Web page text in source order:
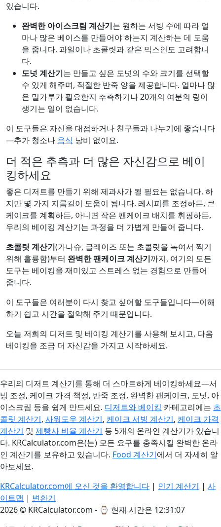
있습니다.
완벽한 아이스크림 계산기는 원하는 서빙 수에 따라 얼
마나 많은 베이스를 만들어야 하는지 계산하는 데 도움
을 줍니다. 과일이나 초콜릿과 같은 믹스인도 고려합니
다.
도넛 계산기는 만들고 싶은 도넛의 수와 크기를 선택할
수 있게 해주며, 적절한 반죽 양을 제공합니다. 얼마나 많
은 밀가루가 필요한지 추측하거나 20개의 여분의 링이
생기는 일이 없습니다.
이 도구들은 자신을 대접하거나 친구들과 나누기에 좋습니다
—추가 청소나 음식 낭비 없이요.
더 적은 추측과 더 많은 자신감으로 베이
킹하세요
좋은 디저트를 만들기 위해 제과사가 될 필요는 없습니다. 하
지만 몇 가지 지름길이 도움이 됩니다. 레시피를 조정하든, 큰
케이크를 계획하든, 아니면 작은 팬케이크 배치를 휘핑하든,
우리의 베이킹 계산기는 과정을 더 가볍게 만들어 줍니다.
초콜릿 계산기(가나슈, 글레이즈 또는 초콜릿을 녹여서 찍기
위해 훌륭함)부터 완벽한 팬케이크 계산기까지, 여기의 모든
도구는 베이킹을 재미있고 스트레스 없는 경험으로 만들어
줍니다.
이 도구들은 여러분이 다시 찾고 싶어할 도구들입니다—이해
하기 쉽고 시간을 절약해 주기 때문입니다.
오늘 저희의 디저트 및 베이킹 계산기를 사용해 보시고, 다음
베이킹을 조금 더 자신감을 가지고 시작하세요.
우리의 디저트 계산기를 통해 더 스마트하게 베이킹하세요—서
빙 조정, 케이크 가격 책정, 반죽 조정, 완벽한 팬케이크, 도넛, 아
이스크림 등을 쉽게 만드세요. 디저트와 베이킹 카테고리에는 초
콜릿 계산기, 사워도우 계산기, 케이크 서빙 계산기, 케이크 가격
계산기 및 제빵사 비율 계산기 등 5개의 온라인 계산기가 있습니
다. KRCalculator.com은(는) 모든 요구를 충족시킬 완벽한 온라
인 계산기를 보유하고 있습니다. Food 계산기에서 더 자세히 알
아보세요.
KRCalculator.com에 오신 것을 환영합니다 | 인기 계산기 | 사
이트맵 | 변환기
2026 © KRCalculator.com - ⌚ 현재 시간은 12:31:07